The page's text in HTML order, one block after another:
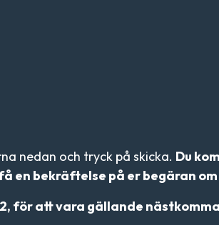
nedan och tryck på skicka. Du
en bekräftelse på er begäran
för att vara gällande